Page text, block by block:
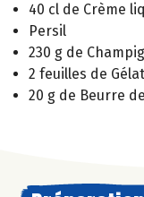
40 cl de Crème
Persil
230 g de
2 feuilles de
20 g de Beurre